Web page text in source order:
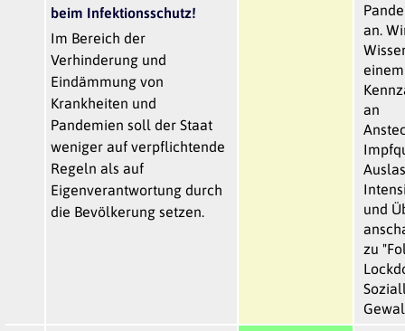
beim Infektionsschutz!
Im Bereich der
Verhinderung und
Eindämmung von
Krankheiten und
Pandemien soll der Staat
weniger auf verpflichtende
Regeln als auf
Eigenverantwortung durch
die Bevölkerung setzen.
an.
an
und
zu